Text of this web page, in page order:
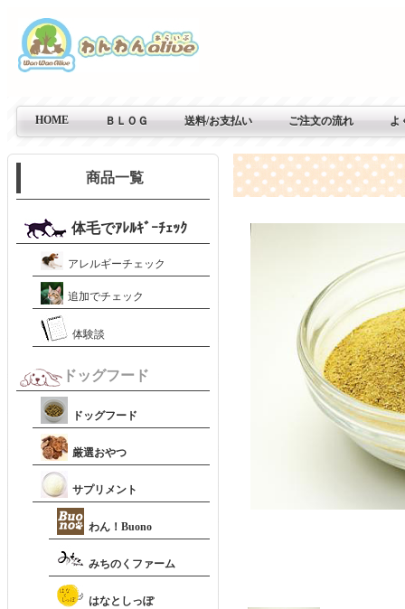
HOME ＢＬＯＧ 送料/お支払い ご注文の流れ よ
商品一覧
体毛でｱﾚﾙｷﾞｰﾁｪｯｸ
アレルギーチェック
追加でチェック
体験談
ドッグフード
ドッグフード
厳選おやつ
サプリメント
わん！Buono
みちのくファーム
はなとしっぽ